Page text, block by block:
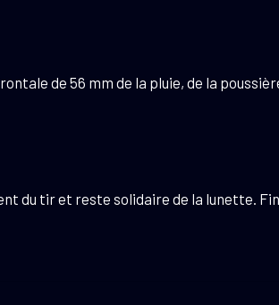
de 56 mm de la pluie, de la
du tir et reste solidaire de la lunette.